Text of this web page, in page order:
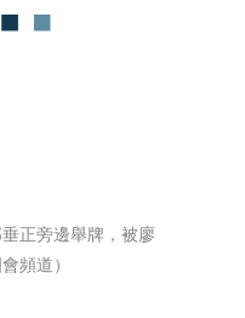
正旁邊舉牌，被廖
頻道）